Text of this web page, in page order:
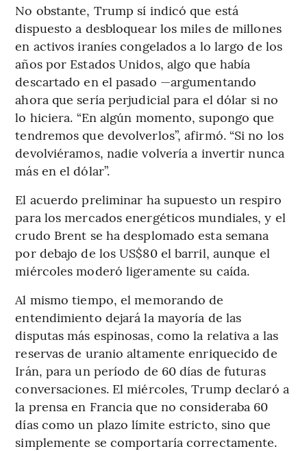
No obstante, Trump sí indicó que está
dispuesto a desbloquear los miles de millones
en activos iraníes congelados a lo largo de los
años por Estados Unidos, algo que había
descartado en el pasado —argumentando
ahora que sería perjudicial para el dólar si no
lo hiciera. “En algún momento, supongo que
tendremos que devolverlos”, afirmó. “Si no los
devolviéramos, nadie volvería a invertir nunca
más en el dólar”.
El acuerdo preliminar ha supuesto un respiro
para los mercados energéticos mundiales, y el
crudo Brent se ha desplomado esta semana
por debajo de los US$80 el barril, aunque el
miércoles moderó ligeramente su caída.
Al mismo tiempo, el memorando de
entendimiento dejará la mayoría de las
disputas más espinosas, como la relativa a las
reservas de uranio altamente enriquecido de
Irán, para un período de 60 días de futuras
conversaciones. El miércoles, Trump declaró a
la prensa en Francia que no consideraba 60
días como un plazo límite estricto, sino que
simplemente se comportaría correctamente.